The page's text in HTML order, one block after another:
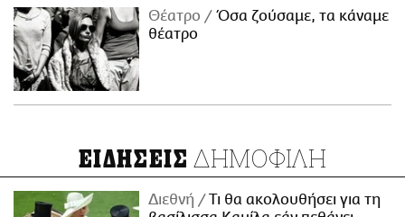
Θέατρο
Όσα ζούσαμε, τα κάναμε
θέατρο
ΕΙΔΗΣΕΙΣ ΔΗΜΟΦΙΛΗ
Διεθνή
Τι θα ακολουθήσει για τη